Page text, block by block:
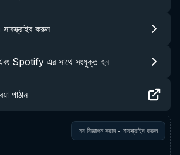
করুন
Spotify এর সাথে সংযুক্ত হন
পাঠান
সব বিজ্ঞাপন সরান - সাবস্ক্রাইব করুন